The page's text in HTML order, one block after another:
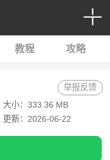
教程 攻略
大小：333.36 MB
更新：2026-06-22
举报反馈